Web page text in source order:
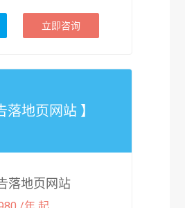
立即咨询
落地页网站 】
落地页网站